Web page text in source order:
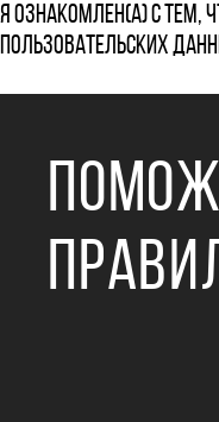
Я ознакомлен(а) с тем,
пользовательских